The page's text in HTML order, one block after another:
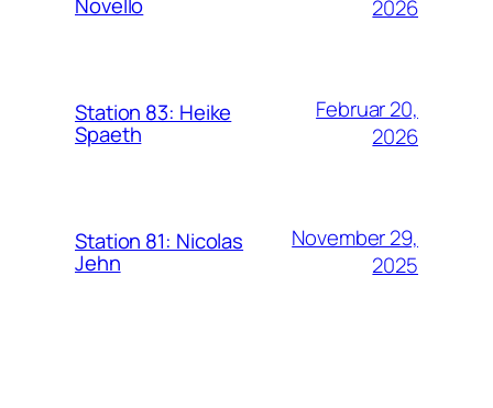
2026
Station 83: Heike
Spaeth
Februar 20,
2026
Station 81: Nicolas
Jehn
November 29,
2025